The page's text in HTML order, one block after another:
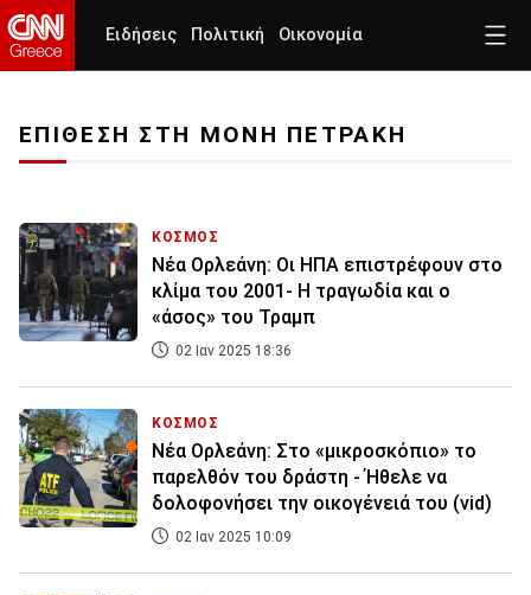
Ειδήσεις Πολιτική Οικονομία
ΕΠΙΘΕΣΗ ΣΤΗ ΜΟΝΗ ΠΕΤΡΑΚΗ
ΚΟΣΜΟΣ
Νέα Ορλεάνη: Οι ΗΠΑ επιστρέφουν στο
κλίμα του 2001- Η τραγωδία και ο
«άσος» του Τραμπ
02 Ιαν 2025 18:36
ΚΟΣΜΟΣ
Νέα Ορλεάνη: Στο «μικροσκόπιο» το
παρελθόν του δράστη - Ήθελε να
δολοφονήσει την οικογένειά του (vid)
02 Ιαν 2025 10:09